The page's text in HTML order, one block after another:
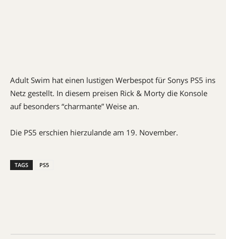
Adult Swim hat einen lustigen Werbespot für Sonys PS5 ins
Netz gestellt. In diesem preisen Rick & Morty die Konsole
auf besonders “charmante” Weise an.
Die PS5 erschien hierzulande am 19. November.
TAGS PS5